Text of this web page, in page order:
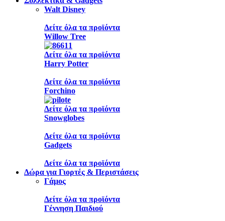
Walt Disney
Δείτε όλα τα προϊόντα
Willow Tree
Δείτε όλα τα προϊόντα
Harry Potter
Δείτε όλα τα προϊόντα
Forchino
Δείτε όλα τα προϊόντα
Snowglobes
Δείτε όλα τα προϊόντα
Gadgets
Δείτε όλα τα προϊόντα
Δώρα για Γιορτές & Περιστάσεις
Γάμος
Δείτε όλα τα προϊόντα
Γέννηση Παιδιού